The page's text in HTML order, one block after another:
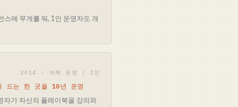
스에 무게를 둬, 1인 운영자도 개
2014 · 자력 운영 / 1인
드는 한 곳을 10년 운영
자가 자신의 플레이북을 강의와